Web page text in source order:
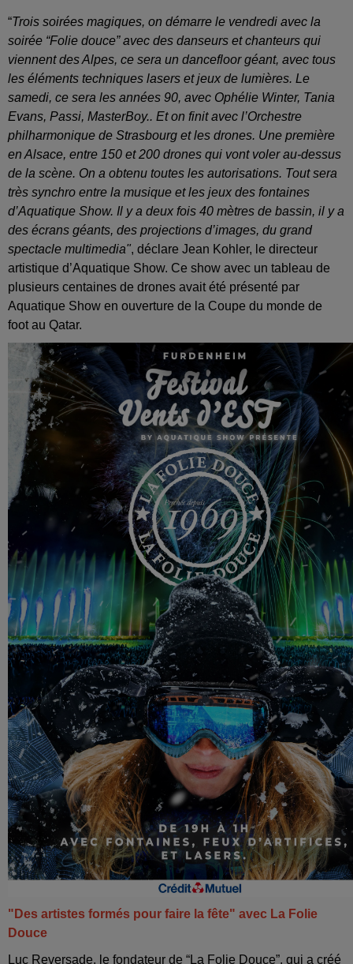
“Trois soirées magiques, on démarre le vendredi avec la
soirée “Folie douce” avec des danseurs et chanteurs qui
viennent des Alpes, ce sera un dancefloor géant, avec tous
les éléments techniques lasers et jeux de lumières. Le
samedi, ce sera les années 90, avec Ophélie Winter, Tania
Evans, Passi, MasterBoy.. Et on finit avec l’Orchestre
philharmonique de Strasbourg et les drones. Une première
en Alsace, entre 150 et 200 drones qui vont voler au-dessus
de la scène. On a obtenu toutes les autorisations. Tout sera
très synchro entre la musique et les jeux des fontaines
d’Aquatique Show. Il y a deux fois 40 mètres de bassin, il y a
des écrans géants, des projections d’images, du grand
spectacle multimedia", déclare Jean Kohler, le directeur
artistique d’Aquatique Show. Ce show avec un tableau de
plusieurs centaines de drones avait été présenté par
Aquatique Show en ouverture de la Coupe du monde de
foot au Qatar.
"Des artistes formés pour faire la fête" avec La Folie
Douce
Luc Reversade, le fondateur de “La Folie Douce”, qui a créé